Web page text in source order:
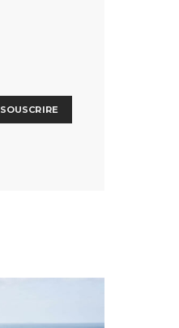
SOUSCRIRE